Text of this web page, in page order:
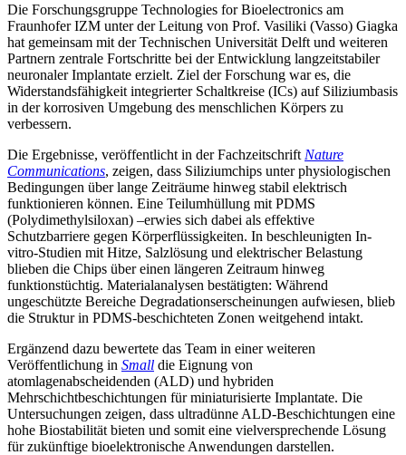
Die Forschungsgruppe Technologies for Bioelectronics am
Fraunhofer IZM unter der Leitung von Prof. Vasiliki (Vasso) Giagka
hat gemeinsam mit der Technischen Universität Delft und weiteren
Partnern zentrale Fortschritte bei der Entwicklung langzeitstabiler
neuronaler Implantate erzielt. Ziel der Forschung war es, die
Widerstandsfähigkeit integrierter Schaltkreise (ICs) auf Siliziumbasis
in der korrosiven Umgebung des menschlichen Körpers zu
verbessern.
Die Ergebnisse, veröffentlicht in der Fachzeitschrift Nature
Communications, zeigen, dass Siliziumchips unter physiologischen
Bedingungen über lange Zeiträume hinweg stabil elektrisch
funktionieren können. Eine Teilumhüllung mit PDMS
(Polydimethylsiloxan) –erwies sich dabei als effektive
Schutzbarriere gegen Körperflüssigkeiten. In beschleunigten In-
vitro-Studien mit Hitze, Salzlösung und elektrischer Belastung
blieben die Chips über einen längeren Zeitraum hinweg
funktionstüchtig. Materialanalysen bestätigten: Während
ungeschützte Bereiche Degradationserscheinungen aufwiesen, blieb
die Struktur in PDMS-beschichteten Zonen weitgehend intakt.
Ergänzend dazu bewertete das Team in einer weiteren
Veröffentlichung in Small die Eignung von
atomlagenabscheidenden (ALD) und hybriden
Mehrschichtbeschichtungen für miniaturisierte Implantate. Die
Untersuchungen zeigen, dass ultradünne ALD-Beschichtungen eine
hohe Biostabilität bieten und somit eine vielversprechende Lösung
für zukünftige bioelektronische Anwendungen darstellen.